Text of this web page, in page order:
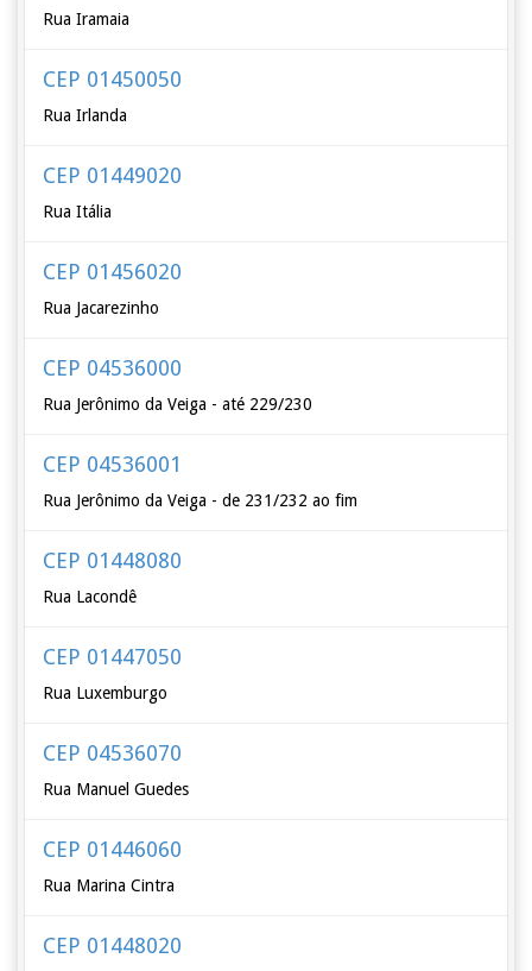
Rua Iramaia
CEP 01450050
Rua Irlanda
CEP 01449020
Rua Itália
CEP 01456020
Rua Jacarezinho
CEP 04536000
Rua Jerônimo da Veiga - até 229/230
CEP 04536001
Rua Jerônimo da Veiga - de 231/232 ao fim
CEP 01448080
Rua Lacondê
CEP 01447050
Rua Luxemburgo
CEP 04536070
Rua Manuel Guedes
CEP 01446060
Rua Marina Cintra
CEP 01448020